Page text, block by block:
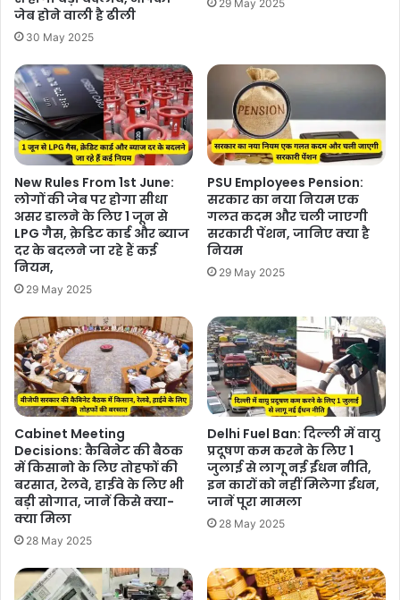
जेब होने वाली है ढीली
30 May 2025
29 May 2025
New Rules From 1st June:
लोगों की जेब पर होगा सीधा
असर डालने के लिए 1 जून से
LPG गैस, क्रेड‍िट कार्ड और ब्‍याज
दर के बदलने जा रहे हैं कई
नियम,
29 May 2025
PSU Employees Pension:
सरकार का नया नियम एक
गलत कदम और चली जाएगी
सरकारी पेंशन, जानिए क्या है
नियम
29 May 2025
Cabinet Meeting
Decisions: कैबिनेट की बैठक
में किसानो के लिए तोहफों की
बरसात, रेलवे, हाईवे के लिए भी
बड़ी सोगात, जानें किसे क्या-
क्या मिला
28 May 2025
Delhi Fuel Ban: दिल्ली में वायु
प्रदूषण कम करने के लिए 1
जुलाई से लागू नई ईंधन नीति,
इन कारों को नहीं मिलेगा ईंधन,
जानें पूरा मामला
28 May 2025